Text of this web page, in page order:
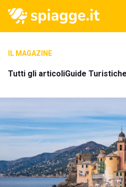
IL MAGAZINE
Tutti gli articoliGuide Turistiche